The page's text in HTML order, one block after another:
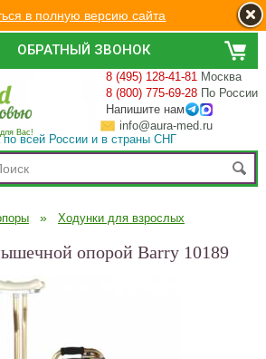
ОБРАТНЫЙ ЗВОНОК
Вас!
8 (495) 128-41-81 Москва
8 (800) 775-69-28 По России
Напишите нам
info@aura-med.ru
по всей России и в страны СНГ
» Ходунки для взрослых
опорой Barry 10189
в полную версию сайта